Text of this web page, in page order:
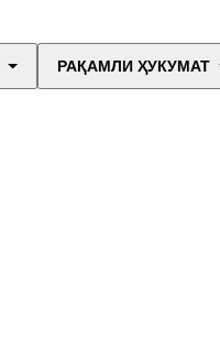
РАҚАМЛИ ҲУКУМАТ